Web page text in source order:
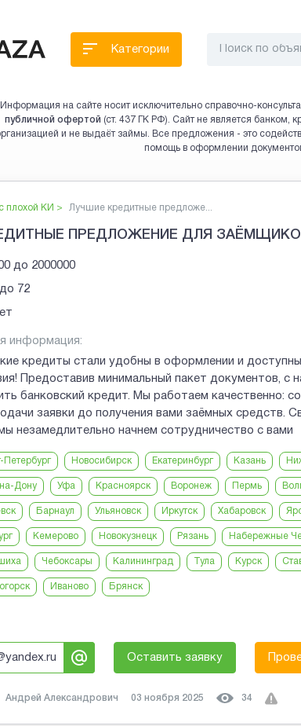
Категории
Информация на сайте носит исключительно справочно-
публичной офертой (ст. 437 ГК РФ). Сайт не является банком,
и не выдаёт займы. Все предложения - это
помощь в оформлении
плохой КИ > Лучшие кредитные предложе...
ПРЕДЛОЖЕНИЕ ДЛЯ
до 2000000
до 72
информация:
кредиты стали удобны в оформлении и
Предоставив минимальный пакет документов, с
банковский кредит. Мы работаем качественно:
заявки до получения вами заёмных средств.
незамедлительно начнем сотрудничество с вами
Петербург Новосибирск Екатеринбург Казань
Дону Уфа Красноярск Воронеж Пермь
Барнаул Ульяновск Иркутск Хабаровск
Кемерово Новокузнецк Рязань Набережные
Чебоксары Калининград Тула Курск
Иваново Брянск
Оставить заявку
Андрей Александрович 03 ноября 2025 34